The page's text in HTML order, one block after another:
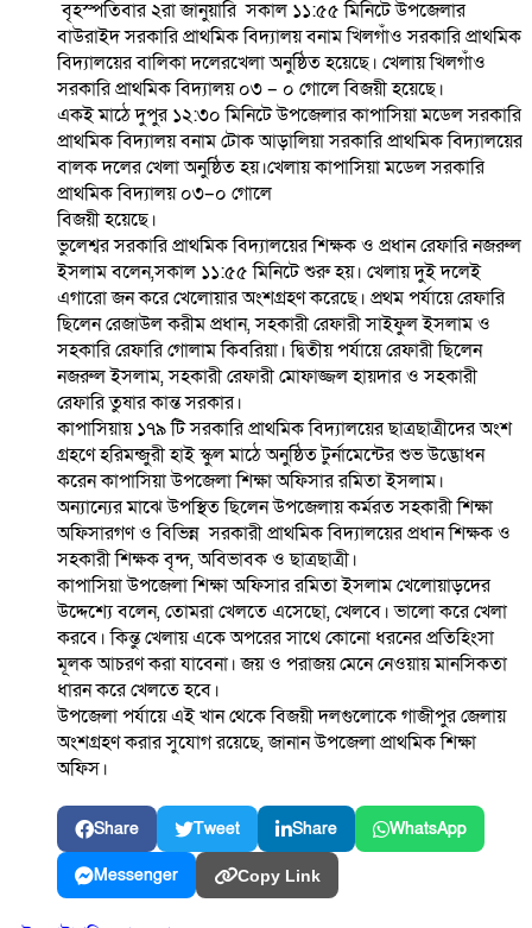
বৃহস্পতিবার ২রা জানুয়ারি সকাল ১১:৫৫ মিনিটে উপজেলার
বাউরাইদ সরকারি প্রাথমিক বিদ্যালয় বনাম খিলগাঁও সরকারি প্রাথমিক
বিদ্যালয়ের বালিকা দলেরখেলা অনুষ্ঠিত হয়েছে। খেলায় খিলগাঁও
সরকারি প্রাথমিক বিদ্যালয় ০৩ – ০ গোলে বিজয়ী হয়েছে।
একই মাঠে দুপুর ১২:৩০ মিনিটে উপজেলার কাপাসিয়া মডেল সরকারি
প্রাথমিক বিদ্যালয় বনাম টোক আড়ালিয়া সরকারি প্রাথমিক বিদ্যালয়ের
বালক দলের খেলা অনুষ্ঠিত হয়।খেলায় কাপাসিয়া মডেল সরকারি
প্রাথমিক বিদ্যালয় ০৩–০ গোলে
বিজয়ী হয়েছে।
ভুলেশ্বর সরকারি প্রাথমিক বিদ্যালয়ের শিক্ষক ও প্রধান রেফারি নজরুল
ইসলাম বলেন,সকাল ১১:৫৫ মিনিটে শুরু হয়। খেলায় দুই দলেই
এগারো জন করে খেলোয়ার অংশগ্রহণ করেছে। প্রথম পর্যায়ে রেফারি
ছিলেন রেজাউল করীম প্রধান, সহকারী রেফারী সাইফুল ইসলাম ও
সহকারি রেফারি গোলাম কিবরিয়া। দ্বিতীয় পর্যায়ে রেফারী ছিলেন
নজরুল ইসলাম, সহকারী রেফারী মোফাজ্জল হায়দার ও সহকারী
রেফারি তুষার কান্ত সরকার।
কাপাসিয়ায় ১৭৯ টি সরকারি প্রাথমিক বিদ্যালয়ের ছাত্রছাত্রীদের অংশ
গ্রহণে হরিমন্জুরী হাই স্কুল মাঠে অনুষ্ঠিত টুর্নামেন্টের শুভ উদ্ভোধন
করেন কাপাসিয়া উপজেলা শিক্ষা অফিসার রমিতা ইসলাম।
অন্যান্যের মাঝে উপস্থিত ছিলেন উপজেলায় কর্মরত সহকারী শিক্ষা
অফিসারগণ ও বিভিন্ন সরকারী প্রাথমিক বিদ্যালয়ের প্রধান শিক্ষক ও
সহকারী শিক্ষক বৃন্দ, অবিভাবক ও ছাত্রছাত্রী।
কাপাসিয়া উপজেলা শিক্ষা অফিসার রমিতা ইসলাম খেলোয়াড়দের
উদ্দেশ্যে বলেন, তোমরা খেলতে এসেছো, খেলবে। ভালো করে খেলা
করবে। কিন্তু খেলায় একে অপরের সাথে কোনো ধরনের প্রতিহিংসা
মূলক আচরণ করা যাবেনা। জয় ও পরাজয় মেনে নেওয়ায় মানসিকতা
ধারন করে খেলতে হবে।
উপজেলা পর্যায়ে এই খান থেকে বিজয়ী দলগুলোকে গাজীপুর জেলায়
অংশগ্রহণ করার সুযোগ রয়েছে, জানান উপজেলা প্রাথমিক শিক্ষা
অফিস।
Share Tweet Share WhatsApp
Messenger Copy Link